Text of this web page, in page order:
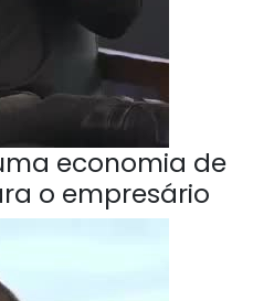
economia de
o empresário